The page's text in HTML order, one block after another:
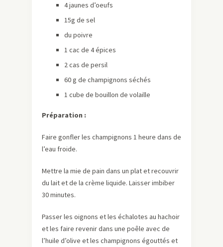
4 jaunes d’oeufs
15g de sel
du poivre
1 cac de 4 épices
2 cas de persil
60 g de champignons séchés
1 cube de bouillon de volaille
Préparation :
Faire gonfler les champignons 1 heure dans de
l’eau froide.
Mettre la mie de pain dans un plat et recouvrir
du lait et de la crème liquide. Laisser imbiber
30 minutes.
Passer les oignons et les échalotes au hachoir
et les faire revenir dans une poêle avec de
l’huile d’olive et les champignons égouttés et